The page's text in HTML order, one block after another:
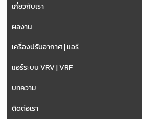
เกี่ยวกับเรา
ผลงาน
เครื่องปรับอากาศ | แอร์
แอร์ระบบ VRV | VRF
บทความ
ติดต่อเรา